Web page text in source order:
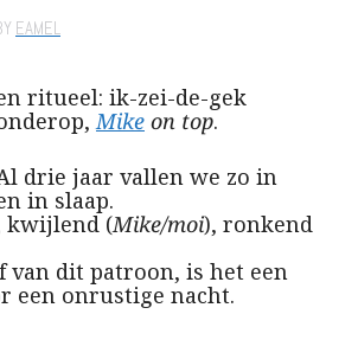
EAMEL
ritueel: ik-zei-de-gek
Mike on top.
drie jaar vallen we zo in
in slaap.
kwijlend (Mike/moi), ronkend
van dit patroon, is het een
een onrustige nacht.